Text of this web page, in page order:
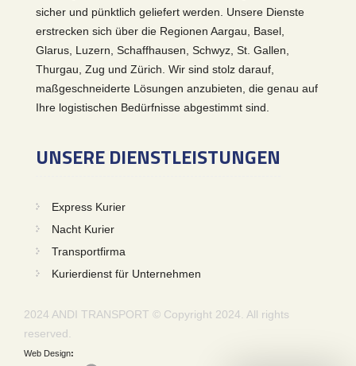
sicher und pünktlich geliefert werden. Unsere Dienste
erstrecken sich über die Regionen Aargau, Basel,
Glarus, Luzern, Schaffhausen, Schwyz, St. Gallen,
Thurgau, Zug und Zürich. Wir sind stolz darauf,
maßgeschneiderte Lösungen anzubieten, die genau auf
Ihre logistischen Bedürfnisse abgestimmt sind.
UNSERE DIENSTLEISTUNGEN
Express Kurier
Nacht Kurier
Transportfirma
Kurierdienst für Unternehmen
2024 ANDI TRANSPORT © Copyright 2024. All rights
reserved.
Web Design